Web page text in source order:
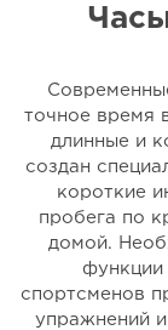
точное время
длинные и
создан
короткие
пробега по
домой.
функции
спортсменов
упражнений и